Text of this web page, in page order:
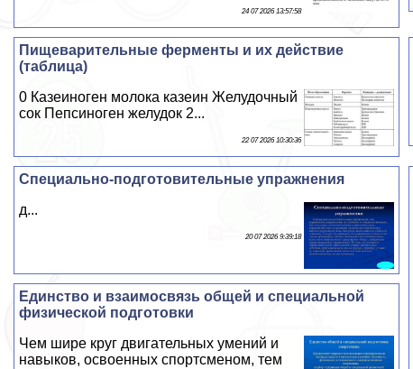
24 07 2026 13:57:58
Пищеварительные ферменты и их действие
(таблица)
0 Казеиноген молока казеин Желудочный
сок Пепсиноген желудок 2...
22 07 2026 10:30:36
Специально-подготовительные упражнения
д...
20 07 2026 9:39:18
Единство и взаимосвязь общей и специальной
физической подготовки
Чем шире круг двигательных умений и
навыков, освоенных спортсменом, тем